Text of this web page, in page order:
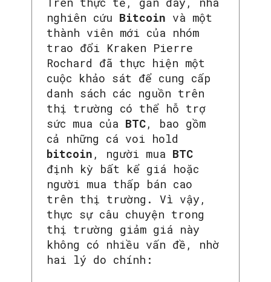
nghiên cứu Bitcoin và một
thành viên mới của nhóm
trao đổi Kraken Pierre
Rochard đã thực hiện một
cuộc khảo sát để cung cấp
danh sách các nguồn trên
thị trường có thể hỗ trợ
sức mua của BTC, bao gồm
cả những cá voi hold
bitcoin , người mua BTC
định kỳ bất kể giá hoặc
người mua thấp bán cao
trên thị trường. Vì vậy,
thực sự câu chuyện trong
thị trường giảm giá này
không có nhiều vấn đề, nhờ
hai lý do chính: